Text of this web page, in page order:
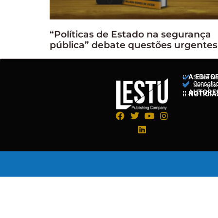
“Políticas de Estado na segurança
pública” debate questões urgentes
:: ASobre
Serviços
::
::